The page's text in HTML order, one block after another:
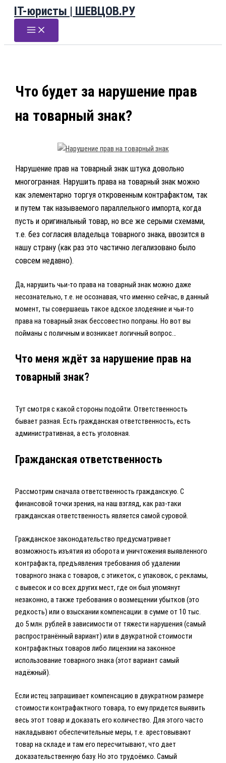
Перейти
содержимому
IT-юристы | ШЕВЦОВ.РУ
Что будет за нарушение прав
на товарный знак?
Нарушение прав на товарный знак штука довольно
многогранная. Нарушить права на товарный знак можно
как элементарно торгуя откровенным контрафактом, так
и путем так называемого параллельного импорта, когда
пусть и оригинальный товар, но все же серыми схемами,
т.е. без согласия владельца товарного знака, ввозится в
нашу страну (как раз это частично легализовано было
совсем недавно).
Да, нарушить чьи-то права на товарный знак можно даже
несознательно, т.е. не осознавая, что именно сейчас, в данный
момент, ты совершаешь такое адское злодеяние и чьи-то
права на товарный знак бессовестно попраны. Но вот вы
пойманы с поличным и возникает логичный вопрос…
Что меня ждёт за нарушение прав на
товарный знак?
Тут смотря с какой стороны подойти. Ответственность
бывает разная. Есть гражданская ответственность, есть
административная, а есть уголовная.
Гражданская ответственность
Рассмотрим сначала ответственность гражданскую. С
финансовой точки зрения, на наш взгляд, как раз-таки
гражданская ответственность является самой суровой.
Гражданское законодательство предусматривает
возможность изъятия из оборота и уничтожения выявленного
контрафакта, предъявления требования об удалении
товарного знака с товаров, с этикеток, с упаковок, с рекламы,
с вывесок и со всех других мест, где он был упомянут
незаконно, а также требования о возмещении убытков (это
редкость) или о взыскании компенсации: в сумме от 10 тыс.
до 5 млн. рублей в зависимости от тяжести нарушения (самый
распространённый вариант) или в двукратной стоимости
контрафактных товаров либо лицензии на законное
использование товарного знака (этот вариант самый
надёжный).
Если истец запрашивает компенсацию в двукратном размере
стоимости контрафактного товара, то ему придется выявить
весь этот товар и доказать его количество. Для этого часто
накладывают обеспечительные меры, т.е. арестовывают
товар на складе и там его пересчитывают, что дает
доказательственную базу. Но это трудоёмко. Самый